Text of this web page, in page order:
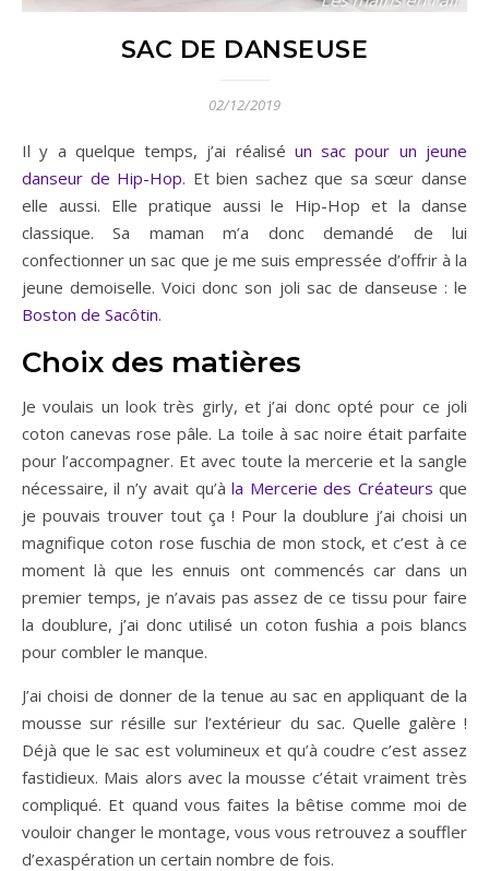
SAC DE DANSEUSE
02/12/2019
Il y a quelque temps, j’ai réalisé un sac pour un jeune
danseur de Hip-Hop. Et bien sachez que sa sœur danse
elle aussi. Elle pratique aussi le Hip-Hop et la danse
classique. Sa maman m’a donc demandé de lui
confectionner un sac que je me suis empressée d’offrir à la
jeune demoiselle. Voici donc son joli sac de danseuse : le
Boston de Sacôtin.
Choix des matières
Je voulais un look très girly, et j’ai donc opté pour ce joli
coton canevas rose pâle. La toile à sac noire était parfaite
pour l’accompagner. Et avec toute la mercerie et la sangle
nécessaire, il n’y avait qu’àla Mercerie des Créateurs que
je pouvais trouver tout ça ! Pour la doublure j’ai choisi un
magnifique coton rose fuschia de mon stock, et c’est à ce
moment là que les ennuis ont commencés car dans un
premier temps, je n’avais pas assez de ce tissu pour faire
la doublure, j’ai donc utilisé un coton fushia a pois blancs
pour combler le manque.
J’ai choisi de donner de la tenue au sac en appliquant de la
mousse sur résille sur l’extérieur du sac. Quelle galère !
Déjà que le sac est volumineux et qu’à coudre c’est assez
fastidieux. Mais alors avec la mousse c’était vraiment très
compliqué. Et quand vous faites la bêtise comme moi de
vouloir changer le montage, vous vous retrouvez a souffler
d’exaspération un certain nombre de fois.